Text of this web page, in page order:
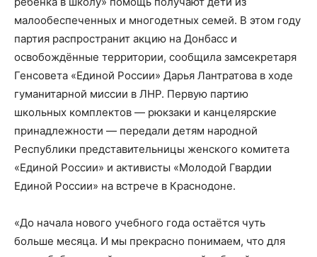
малообеспеченных и многодетных семей. В этом году
партия распространит акцию на Донбасс и
освобождённые территории, сообщила замсекретаря
Генсовета «Единой России» Дарья Лантратова в ходе
гуманитарной миссии в ЛНР. Первую партию
школьных комплектов — рюкзаки и канцелярские
принадлежности — передали детям народной
Республики представительницы женского комитета
«Единой России» и активисты «Молодой Гвардии
Единой России» на встрече в Краснодоне.
«До начала нового учебного года остаётся чуть
больше месяца. И мы прекрасно понимаем, что для